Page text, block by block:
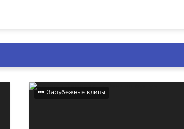
Зарубежные клипы